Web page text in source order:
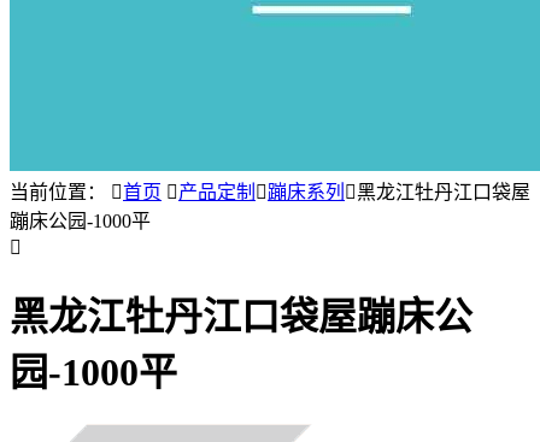
当前位置： 首页 产品定制 蹦床系列 黑龙江牡丹江口袋屋
蹦床公园-1000平

黑龙江牡丹江口袋屋蹦床公
园-1000平